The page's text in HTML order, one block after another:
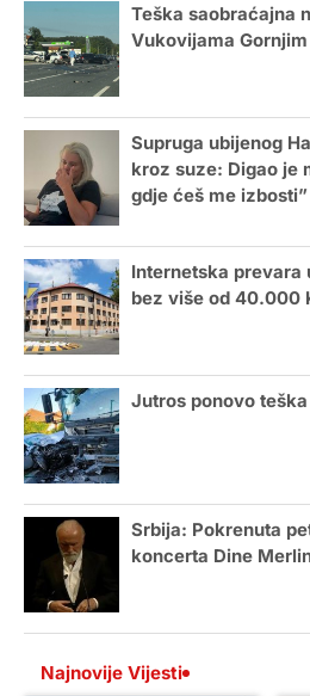
Teška saobraćajna
Vukovijama
Supruga ubijenog
kroz suze: Digao je
gdje ćeš me izbosti”
Internetska prevara
bez više od 40.000
Jutros ponovo
Srbija: Pokrenuta
koncerta Dine
Najnovije Vijesti